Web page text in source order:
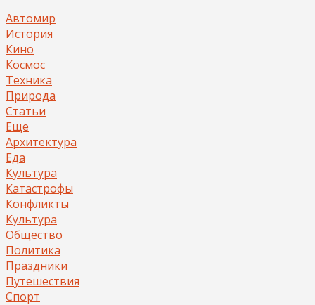
Автомир
История
Кино
Космос
Техника
Природа
Статьи
Еще
Архитектура
Еда
Культура
Катастрофы
Конфликты
Культура
Общество
Политика
Праздники
Путешествия
Спорт